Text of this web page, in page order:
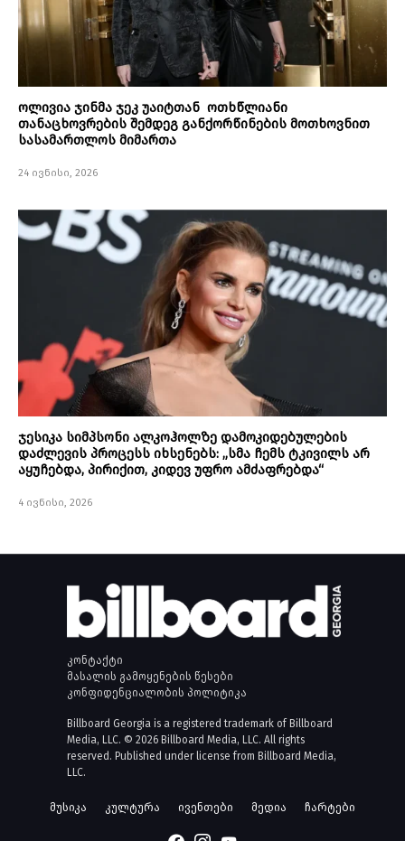
ოლივია ჯინმა ჯეკ უაიტთან ოთხწლიანი
თანაცხოვრების შემდეგ განქორწინების მოთხოვნით
სასამართლოს მიმართა
24 ივნისი, 2026
ჯესიკა სიმპსონი ალკოჰოლზე დამოკიდებულების
დაძლევის პროცესს იხსენებს: „სმა ჩემს ტკივილს არ
აყუჩებდა, პირიქით, კიდევ უფრო ამძაფრებდა“
4 ივნისი, 2026
კონტაქტი
მასალის გამოყენების წესები
კონფიდენციალობის პოლიტიკა
Billboard Georgia is a registered trademark of Billboard
Media, LLC. © 2026 Billboard Media, LLC. All rights
reserved. Published under license from Billboard Media,
LLC.
მუსიკა კულტურა ივენთები მედია ჩარტები